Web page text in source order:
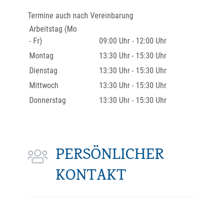
Termine auch nach Vereinbarung
Arbeitstag (Mo
- Fr)
09:00 Uhr - 12:00 Uhr
Montag
13:30 Uhr - 15:30 Uhr
Dienstag
13:30 Uhr - 15:30 Uhr
Mittwoch
13:30 Uhr - 15:30 Uhr
Donnerstag
13:30 Uhr - 15:30 Uhr
PERSÖNLICHER
KONTAKT